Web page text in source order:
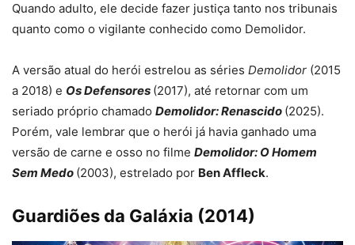
Quando adulto, ele decide fazer justiça tanto nos tribunais
quanto como o vigilante conhecido como Demolidor.
A versão atual do herói estrelou as séries Demolidor (2015
a 2018) e Os Defensores (2017), até retornar com um
seriado próprio chamado Demolidor: Renascido (2025).
Porém, vale lembrar que o herói já havia ganhado uma
versão de carne e osso no filme Demolidor: O Homem
Sem Medo (2003), estrelado por Ben Affleck.
Guardiões da Galáxia (2014)